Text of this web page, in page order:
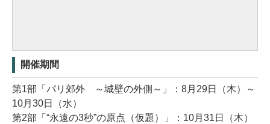
開催期間
第1部「パリ郊外 ～城壁の外側～」：8月29日（木）～
10月30日（水）
第2部「“永遠の3秒”の原点（仮題）」：10月31日（木）